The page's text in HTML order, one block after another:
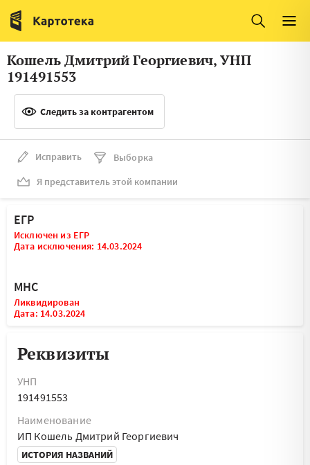
Италия
Люксембург
Литва
Латвия
Словения
Франция
Швеция
Мальта
Кошель Дмитрий Георгиевич, УНП
191491553
Следить за контрагентом
Исправить
Выборка
Я представитель этой компании
ЕГР
Исключен из ЕГР
Дата исключения: 14.03.2024
МНС
Ликвидирован
Дата: 14.03.2024
Реквизиты
УНП
191491553
Наименование
ИП Кошель Дмитрий Георгиевич
ИСТОРИЯ НАЗВАНИЙ